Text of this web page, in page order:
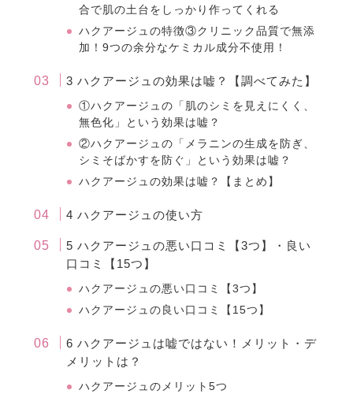
合で肌の土台をしっかり作ってくれる
ハクアージュの特徴③クリニック品質で無添
加！9つの余分なケミカル成分不使用！
3 ハクアージュの効果は嘘？【調べてみた】
①ハクアージュの「肌のシミを見えにくく、
無色化」という効果は嘘？
②ハクアージュの「メラニンの生成を防ぎ、
シミそばかすを防ぐ」という効果は嘘？
ハクアージュの効果は嘘？【まとめ】
4 ハクアージュの使い方
5 ハクアージュの悪い口コミ【3つ】・良い
口コミ【15つ】
ハクアージュの悪い口コミ【3つ】
ハクアージュの良い口コミ【15つ】
6 ハクアージュは嘘ではない！メリット・デ
メリットは？
ハクアージュのメリット5つ